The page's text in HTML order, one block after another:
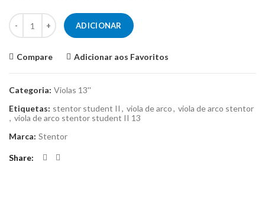
Quantidade de Viola de Arco Stentor Student II 13''
ADICIONAR
Compare Adicionar aos Favoritos
Categoria: Violas 13''
Etiquetas: stentor student II , viola de arco, viola de arco stentor
, viola de arco stentor student II 13
Marca: Stentor
Share